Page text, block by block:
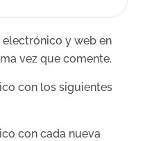
y web en
vez que comente.
con los siguientes
con cada nueva